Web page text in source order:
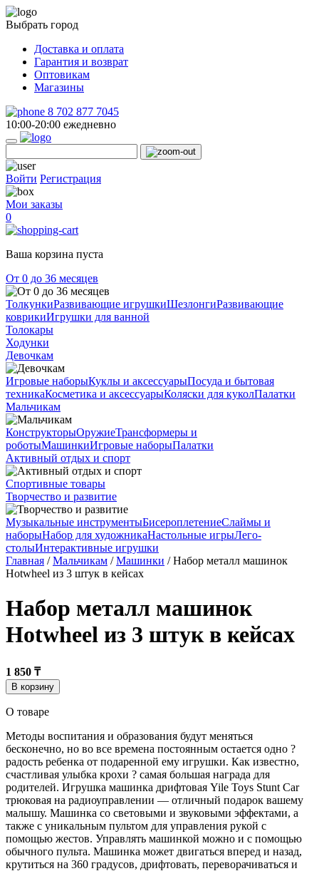
Выбрать город
Доставка и оплата
Гарантия и возврат
Оптовикам
Магазины
8 702 877 7045
10:00-20:00 ежедневно
Войти Регистрация
Мои заказы
0
Ваша корзина пуста
От 0 до 36 месяцев
ТолкункиРазвивающие игрушкиШезлонгиРазвивающие
коврикиИгрушки для ванной
Толокары
Ходунки
Девочкам
Игровые наборыКуклы и аксессуарыПосуда и бытовая
техникаКосметика и аксессуарыКоляски для куколПалатки
Мальчикам
КонструкторыОружиеТрансформеры и
роботыМашинкиИгровые наборыПалатки
Активный отдых и спорт
Спортивные товары
Творчество и развитие
Музыкальные инструментыБисероплетениеСлаймы и
наборыНабор для художникаНастольные игрыЛего-
столыИнтерактивные игрушки
Главная /Мальчикам /Машинки / Набор металл машинок
Hotwheel из 3 штук в кейсах
Набор металл машинок
Hotwheel из 3 штук в кейсах
1 850 ₸
В корзину
О товаре
Методы воспитания и образования будут меняться
бесконечно, но во все времена постоянным остается одно ?
радость ребенка от подаренной ему игрушки. Как известно,
счастливая улыбка крохи ? самая большая награда для
родителей. Игрушка машинка дрифтовая Yile Toys Stunt Car
трюковая на радиоуправлении — отличный подарок вашему
малышу. Машинка со световыми и звуковыми эффектами, а
также с уникальным пультом для управления рукой с
помощью жестов. Управлять машинкой можно и с помощью
обычного пульта. Машинка может двигаться вперед и назад,
крутиться на 360 градусов, дрифтовать, переворачиваться и